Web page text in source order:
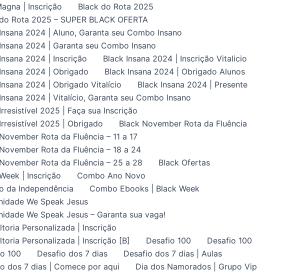
| Inscrição
Black do Rota 2025
Rota 2025 – SUPER BLACK OFERTA
2024 | Aluno, Garanta seu Combo Insano
2024 | Garanta seu Combo Insano
2024 | Inscrição
Black Insana 2024 | Inscrição Vitalicio
2024 | Obrigado
Black Insana 2024 | Obrigado Alunos
2024 | Obrigado Vitalício
Black Insana 2024 | Presente
2024 | Vitalício, Garanta seu Combo Insano
2025 | Faça sua Inscrição
2025 | Obrigado
Black November Rota da Fluência
Rota da Fluência – 11 a 17
Rota da Fluência – 18 a 24
Rota da Fluência – 25 a 28
Black Ofertas
| Inscrição
Combo Ano Novo
da Independência
Combo Ebooks | Black Week
We Speak Jesus
We Speak Jesus – Garanta sua vaga!
Personalizada | Inscrição
Personalizada | Inscrição [B]
Desafio 100
Desafio 100
100
Desafio dos 7 dias
Desafio dos 7 dias | Aulas
dos 7 dias | Comece por aqui
Dia dos Namorados | Grupo Vip